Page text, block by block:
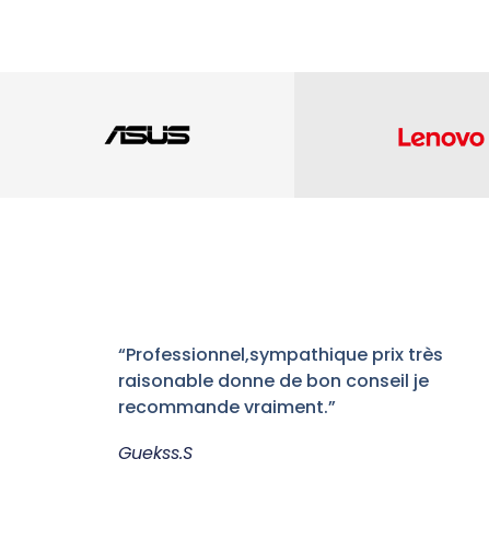
“Professionnel,sympathique prix très
raisonable donne de bon conseil je
recommande vraiment.”
Guekss.S